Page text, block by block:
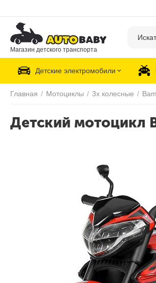
Магазин детского транспорта
Детские электромобили
Главная / Мотоциклы / 3х колесные /
Детский мотоцикл